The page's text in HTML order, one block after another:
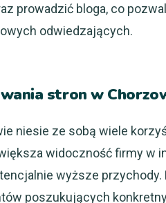
prowadzić bloga, co
odwiedzających.
stron w
niesie ze sobą wiele
widoczność firmy w
wyższe przychody.
poszukujących